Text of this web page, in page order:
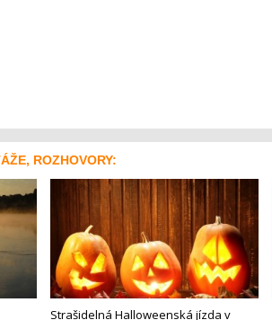
ROZHOVORY:
Strašidelná Halloweenská jízda v